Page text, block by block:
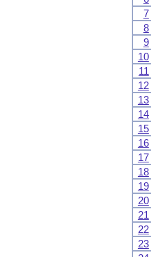
7
8
9
10
11
12
13
14
15
16
17
18
19
20
21
22
23